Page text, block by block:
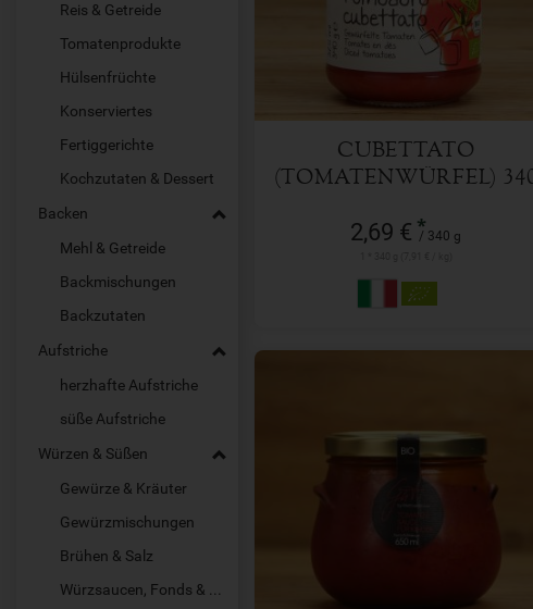
Reis & Getreide
Tomatenprodukte
Hülsenfrüchte
Konserviertes
Fertiggerichte
Kochzutaten & Dessert
Backen
Mehl & Getreide
Backmischungen
Backzutaten
Aufstriche
herzhafte Aufstriche
süße Aufstriche
Würzen & Süßen
Gewürze & Kräuter
Gewürzmischungen
Brühen & Salz
CUBETTATO
(TOMATENWÜRFEL)
2,69 € *
/ 340 g
2,69€